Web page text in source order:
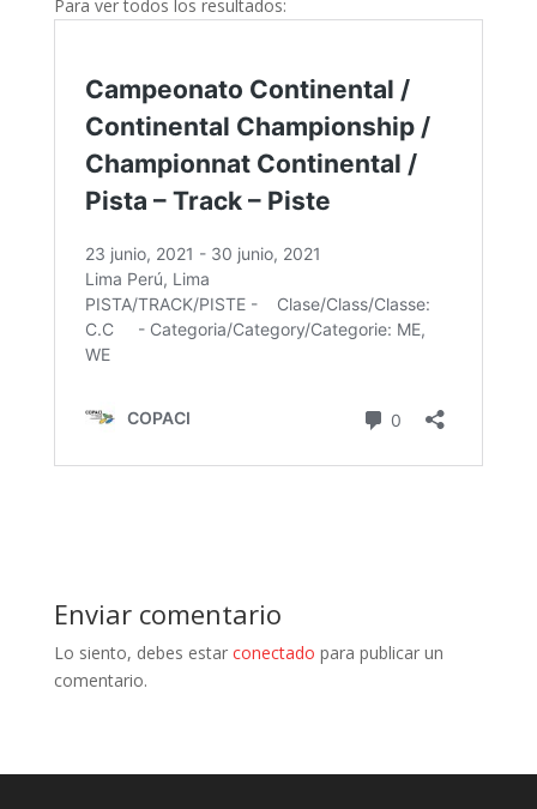
Para ver todos los resultados:
Enviar comentario
Lo siento, debes estar conectado para publicar un
comentario.